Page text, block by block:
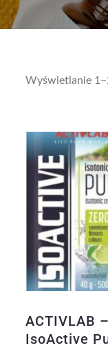
Wyświetlanie
ACTIVLAB –
IsoActive